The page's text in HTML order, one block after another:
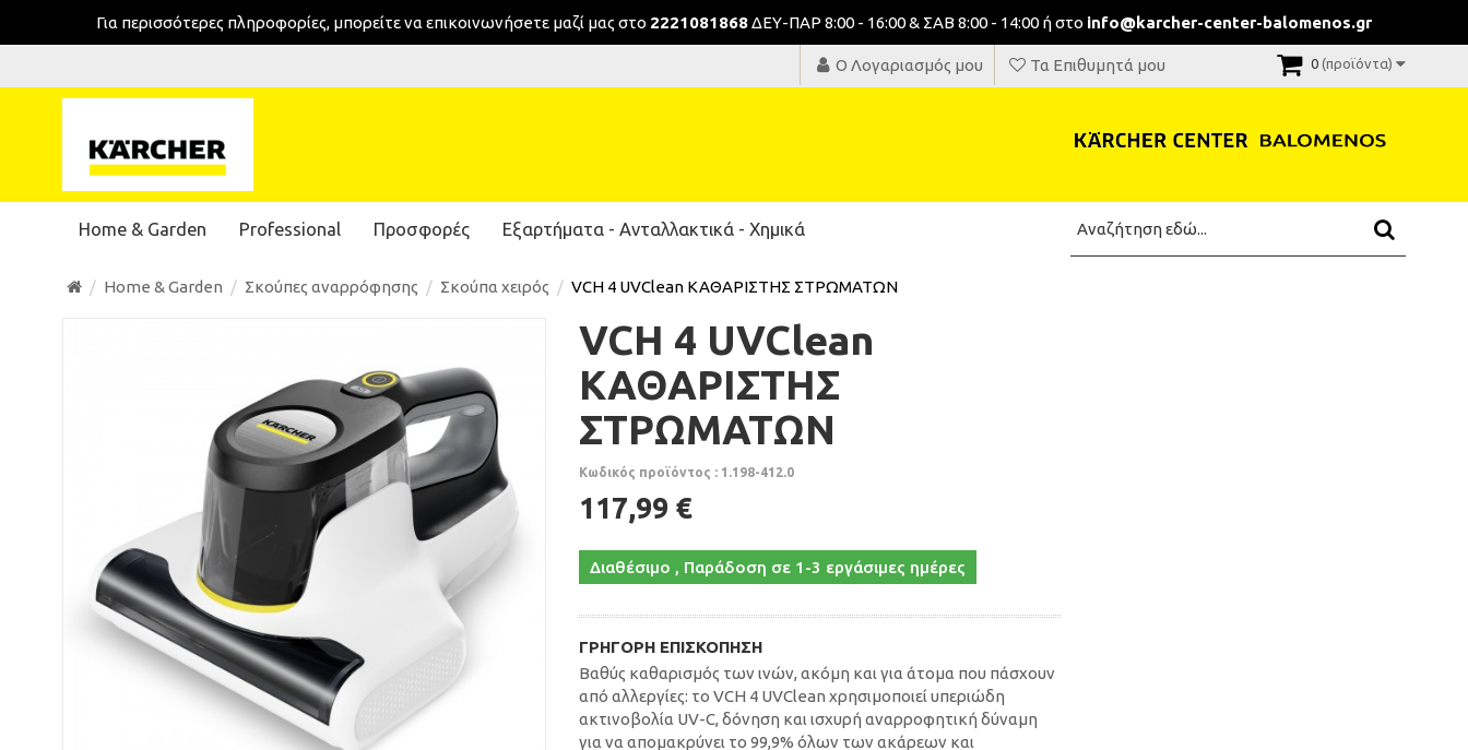
Για περισσότερες πληροφορίες, μπορείτε να επικοινωνήσeτε μαζί μας στο 2221081868ΔΕΥ-ΠΑΡ 8:00 - 16:00 & ΣΑΒ 8:00 - 14:00 ή στο info@karcher-center-balomenos.gr
Ο Λογαριασμός μου Τα Επιθυμητά μου 0 (προϊόντα)
Home & Garden Professional Προσφορές Εξαρτήματα - Ανταλλακτικά - Χημικά
Home & Garden Σκούπες αναρρόφησης Σκούπα χειρός VCH 4 UVClean ΚΑΘΑΡΙΣΤΗΣ ΣΤΡΩΜΑΤΩΝ
VCH 4 UVClean
ΚΑΘΑΡΙΣΤΗΣ
ΣΤΡΩΜΑΤΩΝ
Κωδικός προϊόντος : 1.198-412.0
117,99 €
Διαθέσιμο , Παράδοση σε 1-3 εργάσιμες ημέρες
ΓΡΉΓΟΡΗ ΕΠΙΣΚΌΠΗΣΗ
Βαθύς καθαρισμός των ινών, ακόμη και για άτομα που πάσχουν
από αλλεργίες: το VCH 4 UVClean χρησιμοποιεί υπεριώδη
ακτινοβολία UV-C, δόνηση και ισχυρή αναρροφητική δύναμη
για να απομακρύνει το 99,9% όλων των ακάρεων και